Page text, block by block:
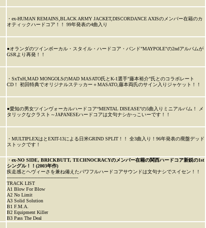
・ex-HUMAN REMAINS,BLACK ARMY JACKET,DISCORDANCE AXISのメンバー在籍のカ
オティックハードコア！！ 99年発表の4曲入り
●オランダのツインボーカル・スタイル・ハードコア・バンド"MAYPOLE"の2ndアルバムが
GSRより再発！！
・SxTxH,MAD MONGOLSのMAD MASATO氏とK-1選手"藤本裕介"氏とのコラボレート
CD！ 初回特典でオリジナルステッカー＋MASATO,藤本両氏のサイン入りジャケット！！
●愛知の男女ツインヴォーカルハードコア“MENTAL DISEASE”の5曲入りミニアルバム！ メ
タリックなクラスト～JAPANESEハードコアは文句ナシかっこいーです！！
・MULTIPLEXはとEXIT-13による日米GRIND SPLIT！！ 全3曲入り！96年発表の廃盤デッド
ストックです！
・ ex-NO SIDE, BRICKBUTT, TECHNOCRACYのメンバー在籍の関西ハードコア新鋭の1st
シングル！！(2003年作)
疾走感とヘヴィーさを兼ね備えたパワフルハードコアサウンドは文句ナシでスイセン！！
-------------------------------------------------
TRACK LIST
A1 Blow For Blow
A2 No Limit
A3 Solid Solution
B1 F.M.A.
B2 Equipment Killer
B3 Pass The Deal